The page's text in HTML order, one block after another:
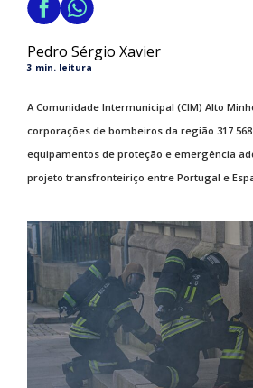
Pedro Sérgio Xavier
3 min. leitura
A Comunidade Intermunicipal (CIM) Alto
corporações de bombeiros da região
equipamentos de proteção e emergência
projeto transfronteiriço entre Portugal e